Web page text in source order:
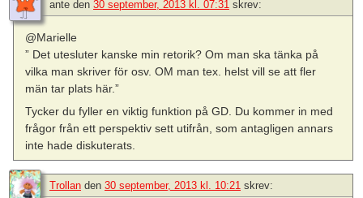
ante den 30 september, 2013 kl. 07:31 skrev:
@Marielle
” Det utesluter kanske min retorik? Om man ska tänka på
vilka man skriver för osv. OM man tex. helst vill se att fler
män tar plats här.”
Tycker du fyller en viktig funktion på GD. Du kommer in med
frågor från ett perspektiv sett utifrån, som antagligen annars
inte hade diskuterats.
Trollan den 30 september, 2013 kl. 10:21 skrev: